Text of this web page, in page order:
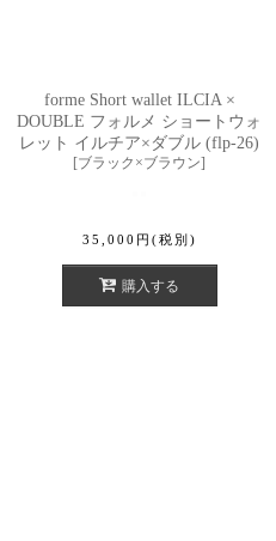
forme Short wallet ILCIA ×
DOUBLE フォルメ ショートウォ
レット イルチア×ダブル (flp-26)
[ブラック×ブラウン]
35,000 円 (税別)
購入する